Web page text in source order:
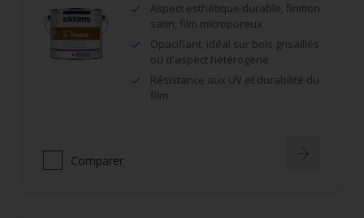
Aspect esthétique durable, finition
satin, film microporeux
Opacifiant, idéal sur bois grisaillés
ou d'aspect hétérogène
Résistance aux UV et durabilité du
film
Comparer